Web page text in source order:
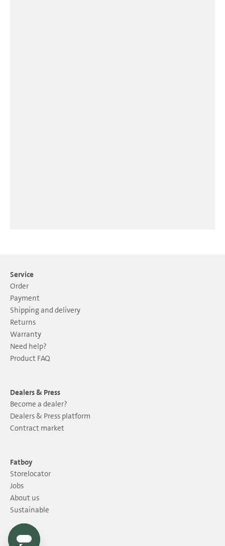
Service
Order
Payment
Shipping and delivery
Returns
Warranty
Need help?
Product FAQ
Dealers & Press
Become a dealer?
Dealers & Press platform
Contract market
Fatboy
Storelocator
Jobs
About us
Sustainable
Contact